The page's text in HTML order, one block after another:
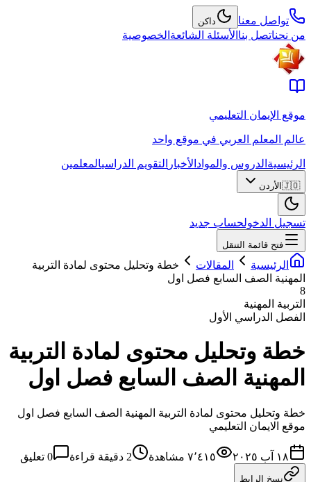
تواصل معنا داكن
من نحناتصل بنا الأسئلة الشائعة الخصوصية
موقع الإيمان التعليمي
عالم المعلم العربي في موقع واحد
الرئيسية الدروس والمواد الأخبار التقويم الدراسيالمعلمين
🇯🇴 الأردن
تسجيل الدخولحساب جديد
فتح قائمة التنقل
الرئيسية المقالات
خطة وتحليل محتوى لمادة التربية
المهنية الصف السابع فصل اول
8
التربية المهنية
الفصل الدراسي الأول
خطة وتحليل محتوى لمادة التربية
المهنية الصف السابع فصل اول
خطة وتحليل محتوى لمادة التربية المهنية الصف السابع فصل اول
موقع الايمان التعليمي
١٨ آب ٢٠٢٥ ٧٬٤١٥ مشاهدة 2 دقيقة قراءة 0 تعليق
نسخ الرابط